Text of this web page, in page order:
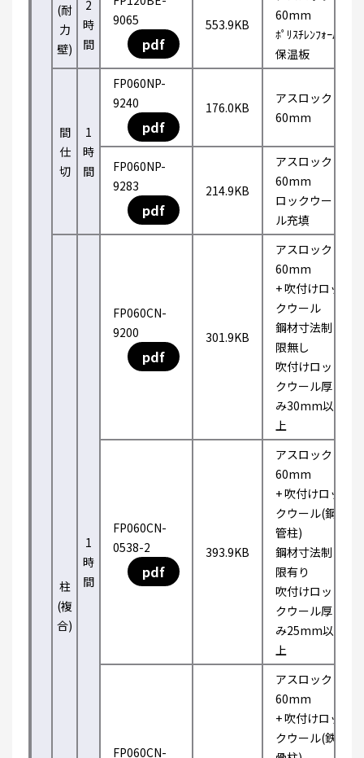
(耐
力
壁)
2
時
間
9065
pdf
553.9KB
60mm
ﾎﾟﾘｽﾁﾚﾝﾌｫｰﾑ
保温板
間
仕
切
1
時
間
FP060NP-
9240
pdf
176.0KB
アスロック
60mm
FP060NP-
9283
pdf
214.9KB
アスロック
60mm
ロックウー
ル充填
柱
(複
合)
1
時
間
FP060CN-
9200
pdf
301.9KB
アスロック
60mm
+ 吹付けロッ
クウール
鋼材寸法制
限無し
吹付けロッ
クウール厚
み30mm以
上
FP060CN-
0538-2
pdf
393.9KB
アスロック
60mm
+ 吹付けロッ
クウール(鋼
管柱)
鋼材寸法制
限有り
吹付けロッ
クウール厚
み25mm以
上
FP060CN-
アスロック
60mm
+ 吹付けロッ
クウール(鉄